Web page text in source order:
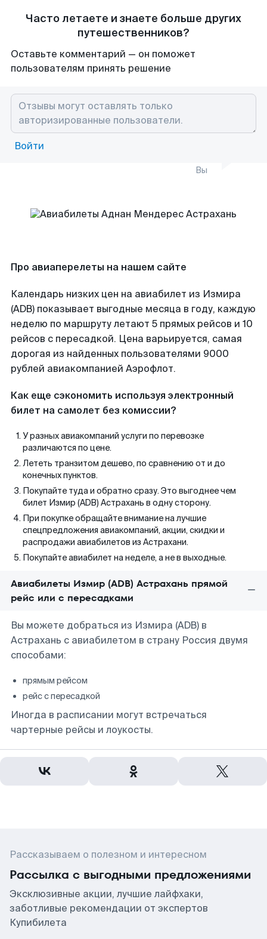
Часто летаете и знаете больше других
путешественников?
Оставьте комментарий — он поможет
пользователям принять решение
Войти
Вы
Про авиаперелеты на нашем сайте
Календарь низких цен на авиабилет из Измира
(ADB) показывает выгодные месяца в году, каждую
неделю по маршруту летают 5 прямых рейсов и 10
рейсов с пересадкой. Цена варьируется, самая
дорогая из найденных пользователями 9000
рублей авиакомпанией Аэрофлот.
Как еще сэкономить используя электронный
билет на самолет без комиссии?
У разных авиакомпаний услуги по перевозке
различаются по цене.
Лететь транзитом дешево, по сравнению от и до
конечных пунктов.
Покупайте туда и обратно сразу. Это выгоднее чем
билет Измир (ADB) Астрахань в одну сторону.
При покупке обращайте внимание на лучшие
спецпредложения авиакомпаний, акции, скидки и
распродажи авиабилетов из Астрахани.
Покупайте авиабилет на неделе, а не в выходные.
Авиабилеты Измир (ADB) Астрахань прямой
рейс или с пересадками
Вы можете добраться из Измира (ADB) в
Астрахань с авиабилетом в страну Россия двумя
способами:
прямым рейсом
рейс с пересадкой
Иногда в расписании могут встречаться
чартерные рейсы и лоукосты.
Рассказываем о полезном и интересном
Рассылка с выгодными предложениями
Эксклюзивные акции, лучшие лайфхаки,
заботливые рекомендации от экспертов
Купибилета